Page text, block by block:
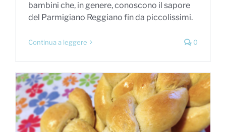
bambini che, in genere, conoscono il sapore
del Parmigiano Reggiano fin da piccolissimi.
Continua a leggere 0